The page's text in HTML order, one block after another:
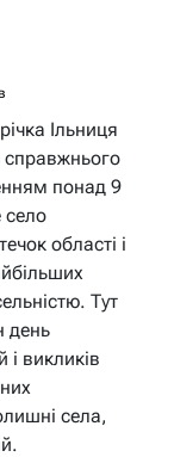
Ільниця
понад 9
село
області і
Тут
день
і викликів
села,